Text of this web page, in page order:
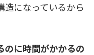
造になっているから
のに時間がかかるの